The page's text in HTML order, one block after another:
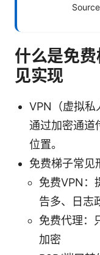
什么是免
见实现
VPN（虚拟私
通过加密通道
位置。
免费梯子常见
免费VPN：
告多、日志
免费代理：
加密